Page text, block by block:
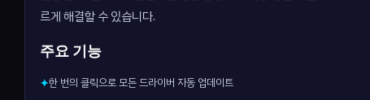
르게 해결할 수 있습니다.
주요 기능
✦한 번의 클릭으로 모든 드라이버 자동 업데이트